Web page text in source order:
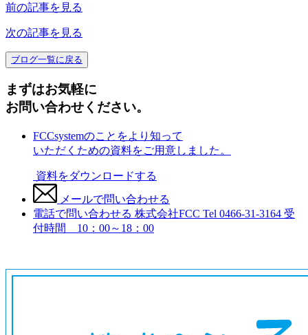
前の記事を見る
次の記事を見る
ブログ一覧に戻る
まずはお気軽に
お問い合わせください。
FCCsystemのことをより知って
いただくための資料をご用意しました。
資料をダウンロードする
メールで問い合わせる
電話で問い合わせる 株式会社FCC Tel 0466-31-3164 受
付時間 10：00～18：00